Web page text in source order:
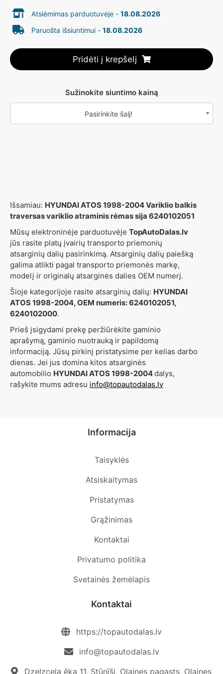
Atsiėmimas parduotuvėje - 18.08.2026
Paruošta išsiuntimui - 18.08.2026
Pridėti į krepšelį
Sužinokite siuntimo kainą
Pasirinkite šalį!
Išsamiau: HYUNDAI ATOS 1998-2004 Variklio balkis
traversas variklio atraminis rėmas sija 6240102051
Mūsų elektroninėje parduotuvėje TopAutoDalas.lv
jūs rasite platų įvairių transporto priemonių
atsarginių dalių pasirinkimą. Atsarginių dalių paiešką
galima atlikti pagal transporto priemonės markę,
modelį ir originalų atsarginės dalies OEM numerį.
Šioje kategorijoje rasite atsarginių dalių: HYUNDAI
ATOS 1998-2004, OEM numeris: 6240102051,
6240102000.
Prieš įsigydami prekę peržiūrėkite gaminio
aprašymą, gaminio nuotrauką ir papildomą
informaciją. Jūsų pirkinį pristatysime per kelias darbo
dienas. Jei jus domina kitos atsarginės
automobilio HYUNDAI ATOS 1998-2004dalys,
rašykite mums adresu info@topautodalas.lv
Informacija
Taisyklės
Atsiskaitymas
Pristatymas
Grąžinimas
Kontaktai
Privatumo politika
Svetainės žemėlapis
Kontaktai
https://topautodalas.lv
info@topautodalas.lv
Dzelzceļa ēka 11, Stūnīši, Olaines pagasts, Olaines